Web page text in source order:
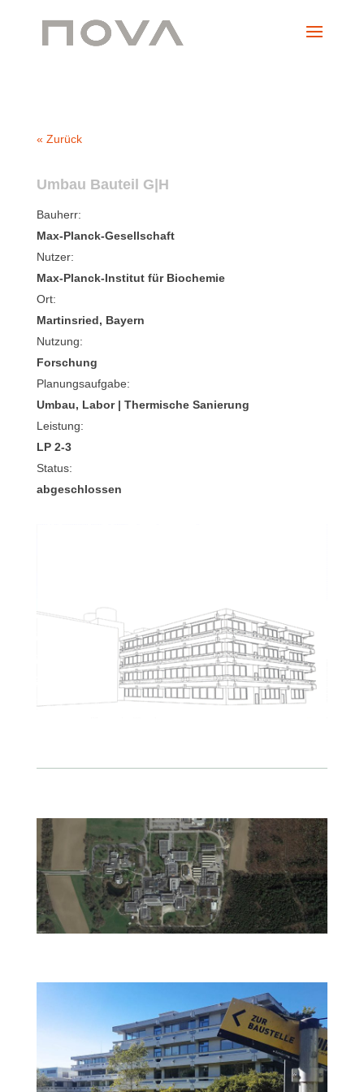
« Zurück
Umbau Bauteil G|H
Bauherr:
Max-Planck-Gesellschaft
Nutzer:
Max-Planck-Institut für Biochemie
Ort:
Martinsried, Bayern
Nutzung:
Forschung
Planungsaufgabe:
Umbau, Labor | Thermische Sanierung
Leistung:
LP 2-3
Status:
abgeschlossen